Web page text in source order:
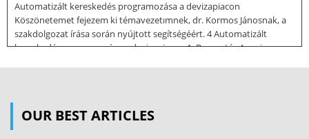
Automatizált kereskedés programozása a devizapiacon
Köszönetemet fejezem ki témavezetımnek, dr. Kormos Jánosnak, a
szakdolgozat írása során nyújtott segítségéért. 4 Automatizált
kereskedés programozása a devizapiacon 1. Bevezetés A mai
is kapcsolatba kerülünk. Például, ha külföldre utazunk, át kell váltani
OUR BEST ARTICLES